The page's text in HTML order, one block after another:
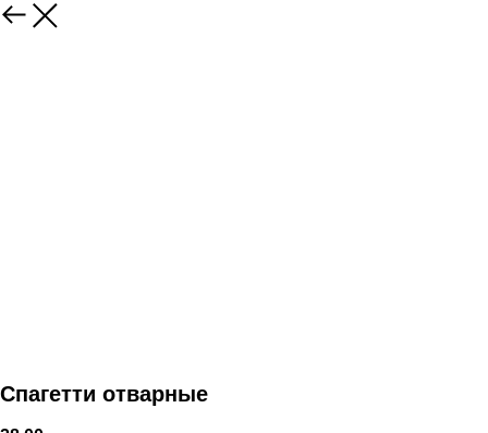
Спагетти отварные